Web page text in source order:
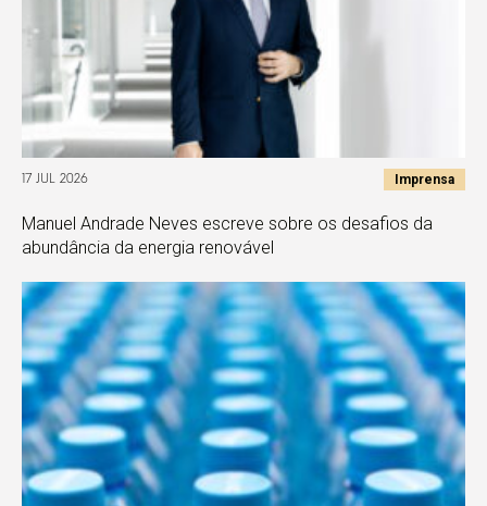
17 JUL 2026 Imprensa
Manuel Andrade Neves escreve sobre os desafios da
abundância da energia renovável